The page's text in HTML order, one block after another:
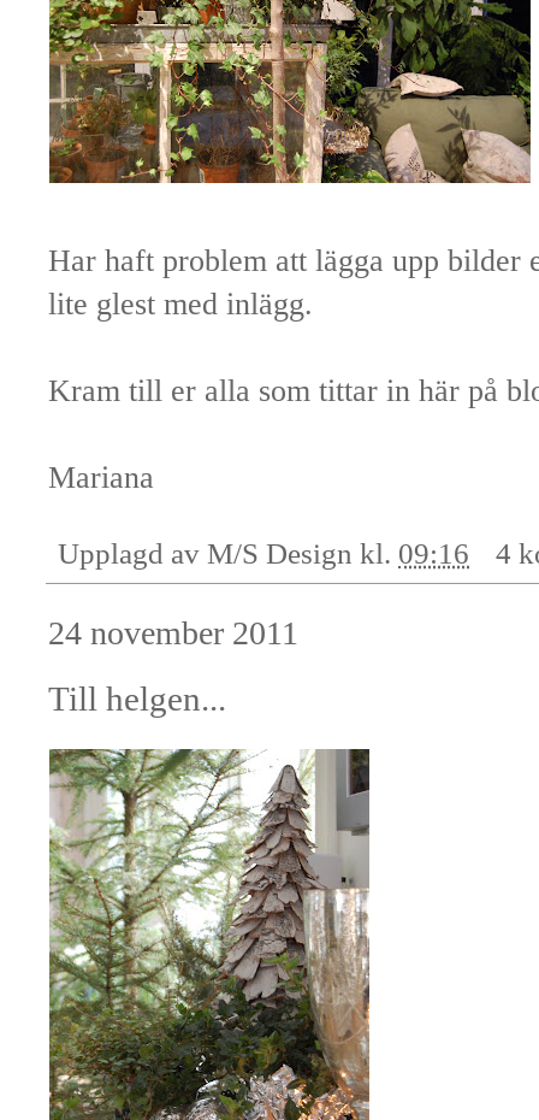
Har haft problem att lägga upp bilder
lite glest med inlägg.
Kram till er alla som tittar in här på
Mariana
Upplagd av M/S Design kl. 09:16 4
24 november 2011
Till helgen...